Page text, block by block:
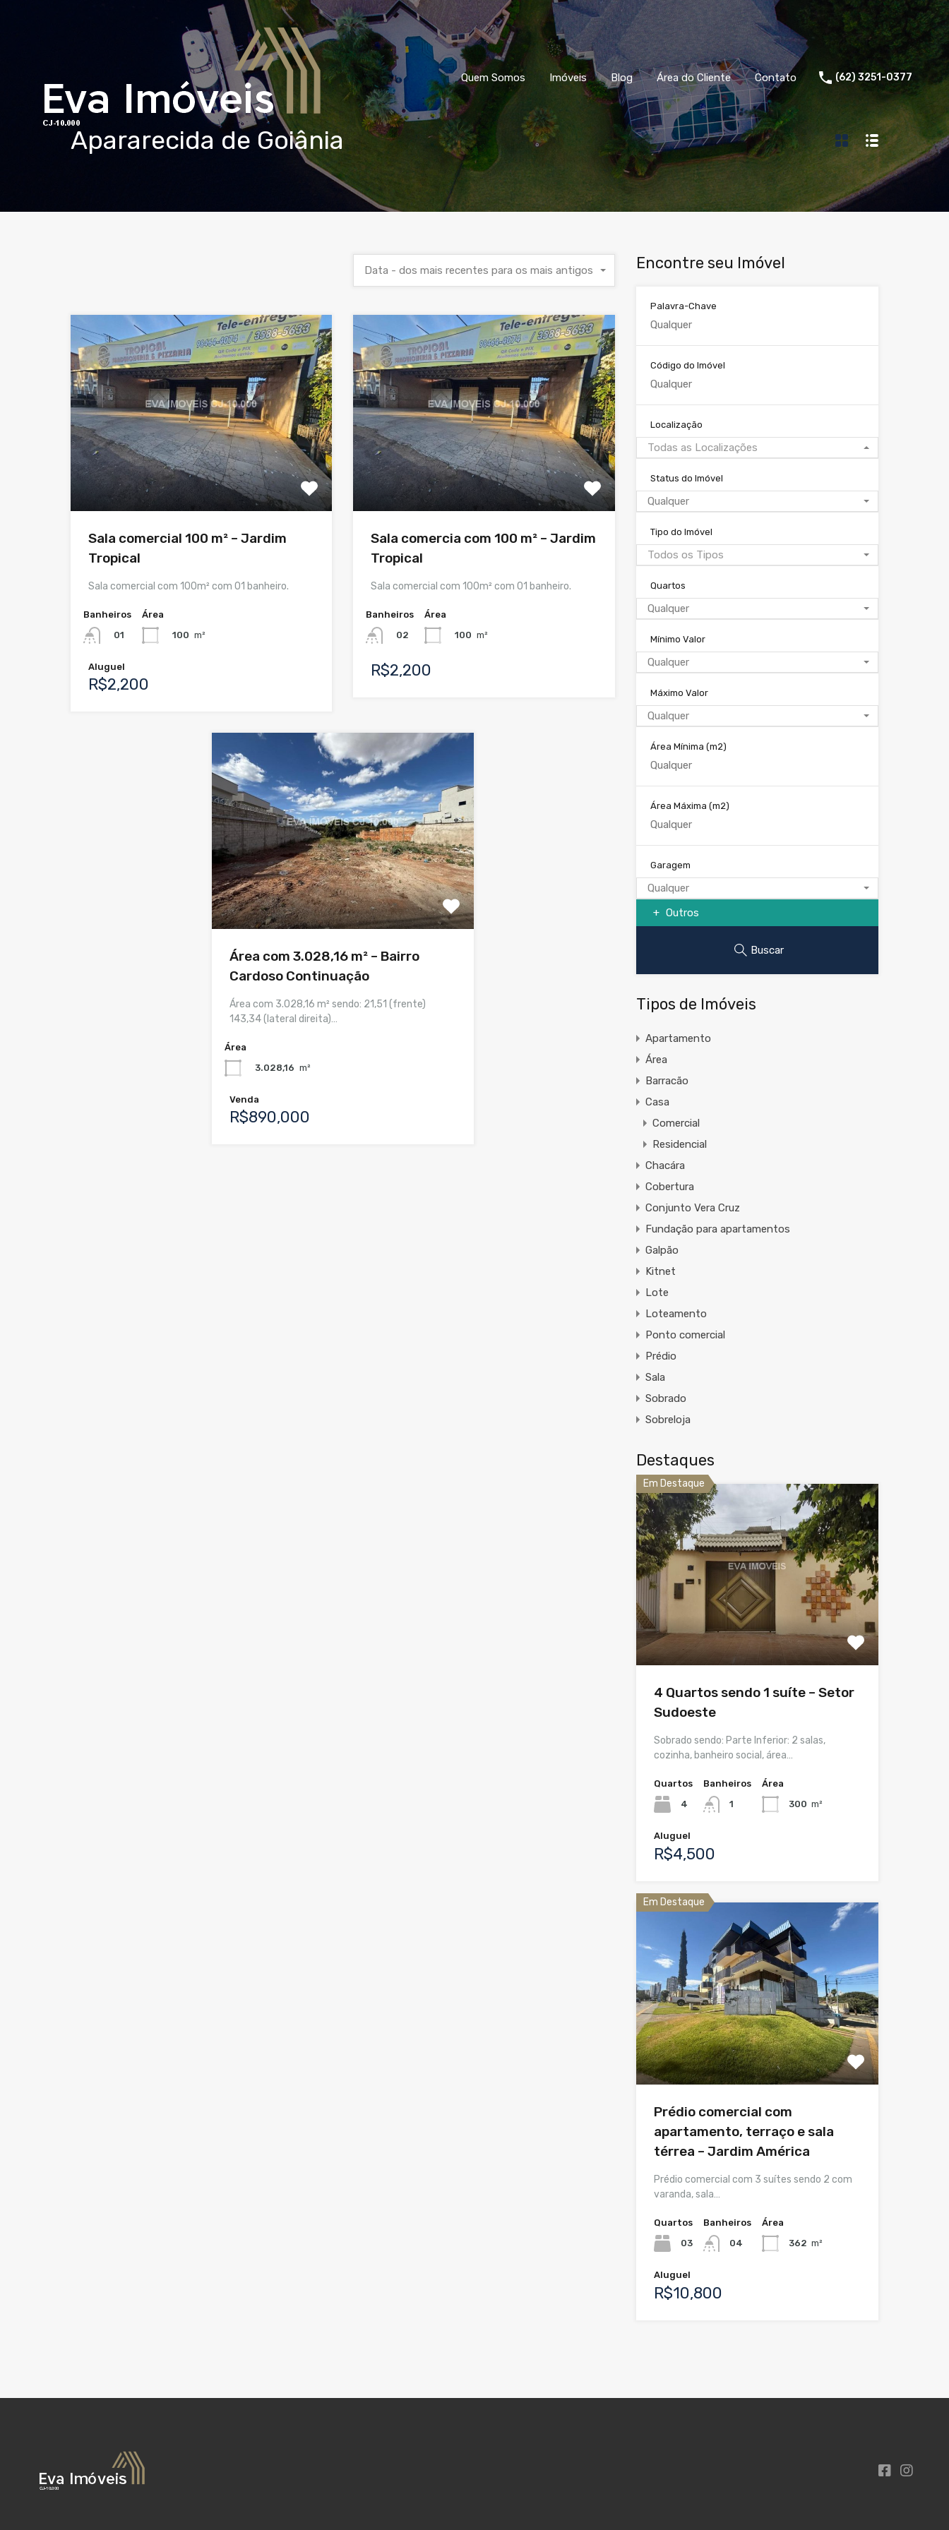
Quem Somos Imóveis Blog Área do Cliente Contato (62) 3251-0377
Apararecida de Goiânia
Data - dos mais recentes para os mais antigos
Sala comercial 100 m² – Jardim
Tropical
Sala comercial com 100m² com 01 banheiro.
Banheiros
01
Área
100 m²
Aluguel
R$2,200
Sala comercia com 100 m² – Jardim
Tropical
Sala comercial com 100m² com 01 banheiro.
Banheiros
02
Área
100 m²
R$2,200
Área com 3.028,16 m² – Bairro
Cardoso Continuação
Área com 3.028,16 m² sendo: 21,51 (frente)
143,34 (lateral direita)…
Área
3.028,16 m²
Venda
R$890,000
Encontre seu Imóvel
Palavra-Chave
Código do Imóvel
Localização
Todas as Localizações
Status do Imóvel
Qualquer
Tipo do Imóvel
Todos os Tipos
Quartos
Qualquer
Mínimo Valor
Qualquer
Máximo Valor
Qualquer
Área Mínima (m2)
Área Máxima (m2)
Garagem
Qualquer
Outros
Buscar
Tipos de Imóveis
Apartamento
Área
Barracão
Casa
Comercial
Residencial
Chacára
Cobertura
Conjunto Vera Cruz
Fundação para apartamentos
Galpão
Kitnet
Lote
Loteamento
Ponto comercial
Prédio
Sala
Sobrado
Sobreloja
Destaques
Em Destaque
4 Quartos sendo 1 suíte – Setor
Sudoeste
Sobrado sendo: Parte Inferior: 2 salas,
cozinha, banheiro social, área…
Quartos
4
Banheiros
1
Área
300 m²
Aluguel
R$4,500
Em Destaque
Prédio comercial com
apartamento, terraço e sala
térrea – Jardim América
Prédio comercial com 3 suítes sendo 2 com
varanda, sala…
Quartos
03
Banheiros
04
Área
362 m²
Aluguel
R$10,800